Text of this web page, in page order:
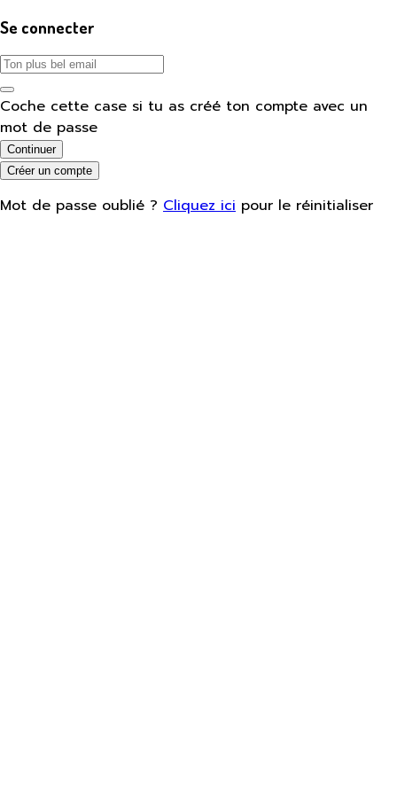
Se connecter
Coche cette case si tu as créé ton compte avec un
mot de passe
Continuer
Créer un compte
Mot de passe oublié ? Cliquez ici pour le réinitialiser